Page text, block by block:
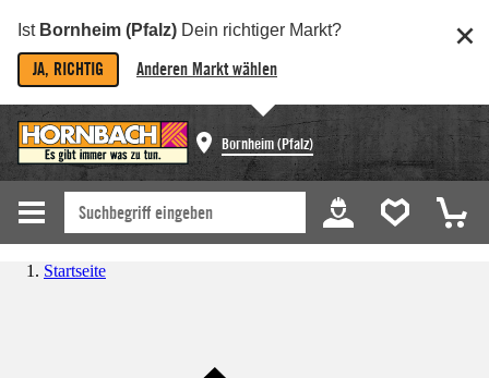
Ist Bornheim (Pfalz) Dein richtiger Markt?
JA, RICHTIG Anderen Markt wählen
Bornheim (Pfalz)
Startseite